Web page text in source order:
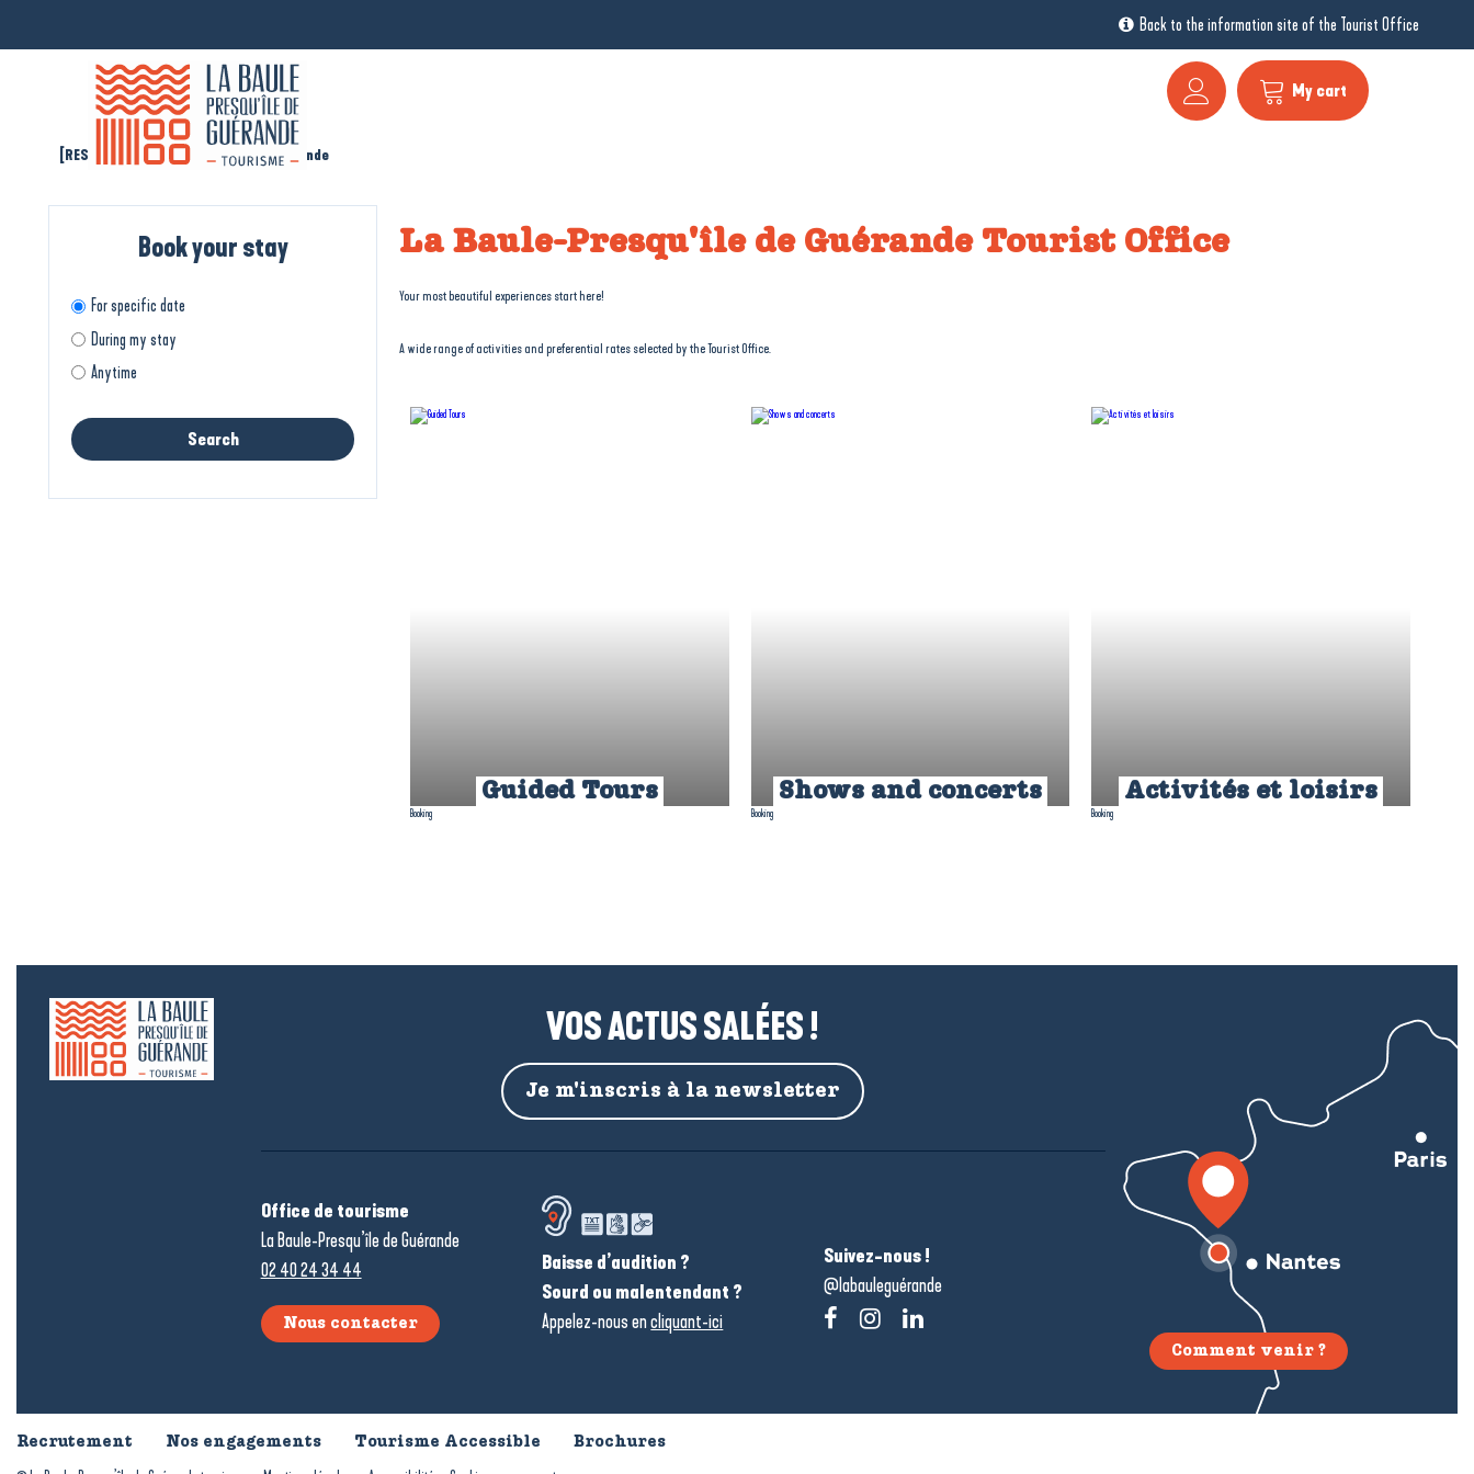
Back to the information site of the Tourist Office
My cart
[RESA - EN] Réservation La Baule Guérande
Book your stay
For specific date
During my stay
Anytime
La Baule-Presqu'île de Guérande Tourist Office
Your most beautiful experiences start here!
A wide range of activities and preferential rates selected by the Tourist Office.
Guided Tours Shows and concerts Activités et loisirs
VOS ACTUS SALÉES !
Je m'inscris à la newsletter
Office de tourisme
La Baule-Presqu’île de Guérande
02 40 24 34 44
Nous contacter
Baisse d’audition ?
Sourd ou malentendant ?
Appelez-nous encliquant-ici
Suivez-nous !
@labauleguérande
Comment venir ?
Recrutement Nos engagements Tourisme Accessible Brochures